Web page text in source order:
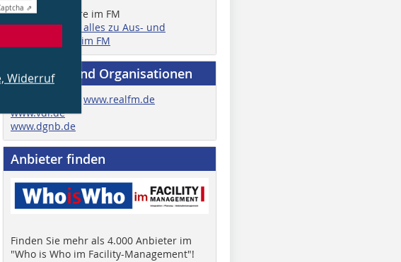
⇗
Widerruf
Hier finden Sie alles zu Aus- und
Weiterbildung im FM
Verbände und Organisationen
www.realfm.de
www.vdi.de
www.dgnb.de
Anbieter finden
Finden Sie mehr als 4.000 Anbieter im
"Who is Who im Facility-Management"!